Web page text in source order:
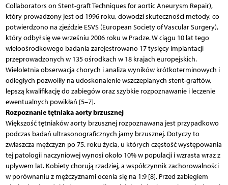
Collaborators on Stent-graft Techniques for aortic Aneurysm Repair),
który prowadzony jest od 1996 roku, dowodzi skuteczności metody, co
potwierdzono na zjeździe ESVS (European Society of Vascular Surgery),
który odbył się we wrześniu 2006 roku w Pradze. W ciągu 10 lat tego
wieloośrodkowego badania zarejestrowano 17 tysięcy implantacji
przeprowadzonych w 135 ośrodkach w 18 krajach europejskich.
Wieloletnia obserwacja chorych i analiza wyników krótkoterminowych i
odległych pozwoliły na udoskonalenie wszczepianych stent-graftów,
lepszą kwalifikację do zabiegów oraz szybkie rozpoznawanie i leczenie
ewentualnych powikłań [5–7].
Rozpoznanie tętniaka aorty brzusznej
Większość tętniaków aorty brzusznej rozpoznawana jest przypadkowo
podczas badań ultrasonograficznych jamy brzusznej. Dotyczy to
zwłaszcza mężczyzn po 75. roku życia, u których częstość występowania
tej patologii naczyniowej wynosi około 10% w populacji i wzrasta wraz z
upływem lat. Kobiety chorują rzadziej, a współczynnik zachorowalności
w porównaniu z mężczyznami ocenia się na 1:9 [8]. Przed zabiegiem